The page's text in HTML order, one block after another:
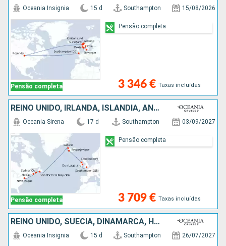
Pensão completa
Oceania Insignia 15 d Southampton 15/08/2026
3 346 € Taxas incluídas
Pensão completa
REINO UNIDO, IRLANDA, ISLÂNDIA, ANTÍGUA E BARBUDA, CANADÁ, ESTADOS UNIDOS
Pensão completa
Oceania Sirena 17 d Southampton 03/09/2027
3 709 € Taxas incluídas
Pensão completa
REINO UNIDO, SUÉCIA, DINAMARCA, HOLANDA, BÉLGICA, ALEMANHA, ESTÓNIA, FINLÂNDIA, FRANÇA
Oceania Insignia 15 d Southampton 26/07/2027